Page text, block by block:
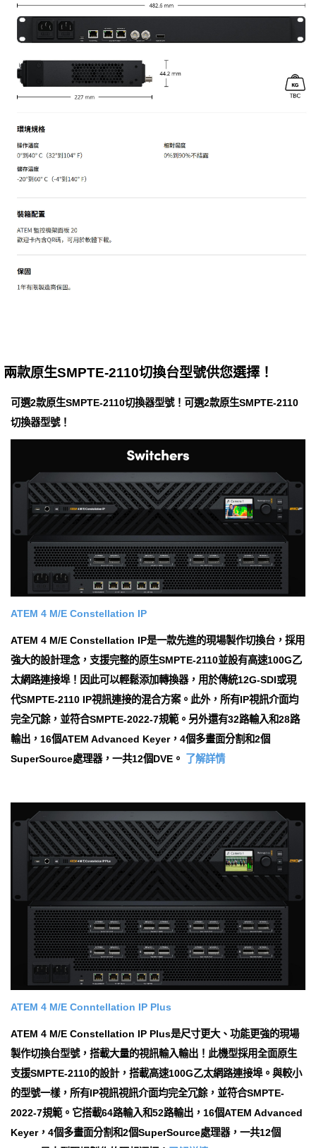
兩款原生SMPTE-2110切換台型號供您選擇！
可選2款原生SMPTE-2110切換器型號！可選2款原生SMPTE-2110
切換器型號！
ATEM 4 M/E Con​​stellation IP
ATEM 4 M/E Con​​stellation IP是一款先進的現場製作切換台，採用
強大的設計理念，支援完整的原生SMPTE-2110並設有高速100G乙
太網路連接埠！因此可以輕鬆添加轉換器，用於傳統12G-SDI或現
代SMPTE-2110 IP視訊連接的混合方案。此外，所有IP視訊介面均
完全冗餘，並符合SMPTE-2022-7規範。另外還有32路輸入和28路
輸出，16個ATEM Advanced Keyer，4個多畫面分割和2個
SuperSource處理器，一共12個DVE。
了解詳情
ATEM 4 M/E Con​​ntellation IP Plus
ATEM 4 M/E Con​​stellation IP Plus是尺寸更大、功能更強的現場
製作切換台型號，搭載大量的視訊輸入輸出！此機型採用全面原生
支援SMPTE-2110的設計，搭載高速100G乙太網路連接埠。與較小
的型號一樣，所有IP視訊視訊介面均完全冗餘，並符合SMPTE-
2022-7規範。它搭載64路輸入和52路輸出，16個ATEM Advanced
Keyer，4個多畫面分割和2個SuperSource處理器，一共12個